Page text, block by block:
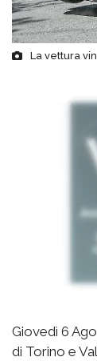
La vettura
Giovedì 6
di Torino e